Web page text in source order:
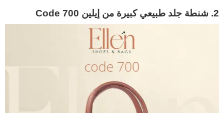
2. شنطة جلد طبيعي كبيرة من إيلين Code 700